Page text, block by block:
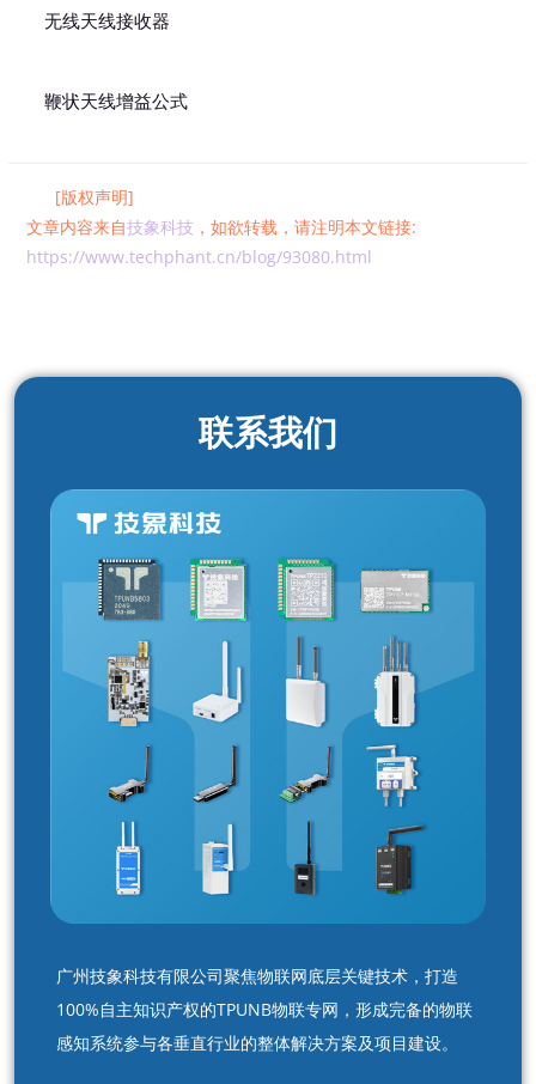
无线天线接收器
鞭状天线增益公式
[版权声明]
文章内容来自技象科技 ，如欲转载，请注明本文链接:
https://www.techphant.cn/blog/93080.html
联系我们
广州技象科技有限公司聚焦物联网底层关键技术，打造
100%自主知识产权的TPUNB物联专网，形成完备的物联
感知系统参与各垂直行业的整体解决方案及项目建设。